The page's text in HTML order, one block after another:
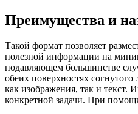
Преимущества и
Такой формат позволяет
полезной информации на
подавляющем большинстве
обеих поверхностях
как изображения, так и текст.
конкретной задачи. При